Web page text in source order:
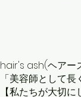
hair's ash(ヘアー
「美容師として
【私たちが大切に